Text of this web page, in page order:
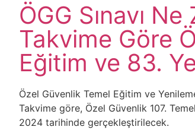
ÖGG Sınavı
Takvime Göre
Eğitim ve 83.
Özel Güvenlik Temel Eğitim ve
Takvime göre, Özel Güvenlik 107.
2024 tarihinde gerçekleştirilecek.